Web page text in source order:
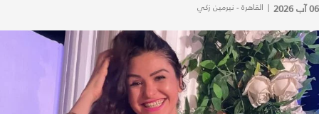
06 آب 2026 | القاهرة - نيرمين زكي